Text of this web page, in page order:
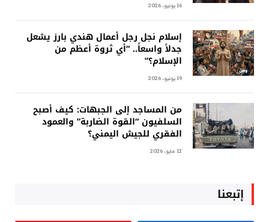
16 يونيو، 2026
إسلام نجل رجل أعمال هندي بارز يشعل
جدلاً واسعاً.. “أي ثروة أعظم من
الإسلام؟”
19 يونيو، 2026
من المساجد إلى الجبهات: كيف أصبح
السلفيون “القوة الضاربة” والعمود
الفقري للجيش اليمني؟
12 مايو، 2026
إتبعنا